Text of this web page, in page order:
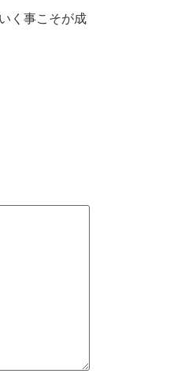
く事こそが成